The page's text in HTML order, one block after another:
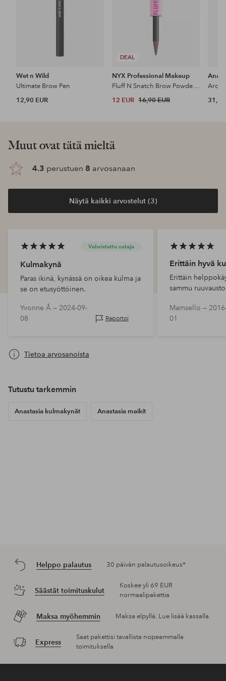
Wet n Wild
Ultimate Brow Pen
12,90 EUR
DEAL
NYX Professional Makeup
Fluff N Snatch Brow Powder Pen
12 EUR 16,90 EUR
31,50
Muut ovat tätä mieltä
4.3 perustuen 8 arvosanaan
Näytä kaikki arvostelut (3)
Vahvistettu ostaja
Kulmakynä
Paras ikinä, kynässä on oikea kulma ja
se on etusyöttöinen.
Yvonne Å — 2024-09-
08
Raportoi
Erittäin hyvä
Erittäin
sammu
hyvin. Paras
Mamsello —
01
Tietoa arvosanoista
Tutustu tarkemmin
Anastasia kulmakynät Anastasia meikit
Helppo palautus 30 päivän palautusoikeus*
Säästät toimituskulut
Koskee yli 69 EUR
normaalipakettia
Maksa myöhemmin Maksa elpyllä. Lue lisää kassalla.
Express
Saat pakettisi tavallista nopeammalla
toimituksella